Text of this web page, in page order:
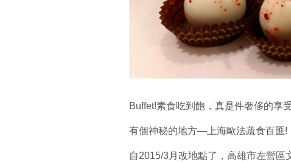
Buffet!素食吃到飽，真是件奢侈的享
有個神秘的地方—上海歐法蔬食百匯!
自2015/3月改地點了，高雄市左營區